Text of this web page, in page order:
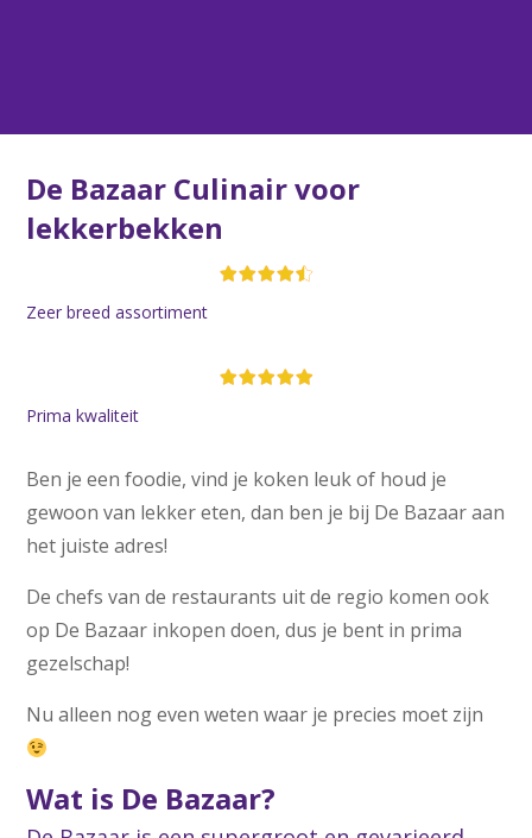
De Bazaar Culinair voor
lekkerbekken
Zeer breed assortiment
Prima kwaliteit
Ben je een foodie, vind je koken leuk of houd je
gewoon van lekker eten, dan ben je bij De Bazaar aan
het juiste adres!
De chefs van de restaurants uit de regio komen ook
op De Bazaar inkopen doen, dus je bent in prima
gezelschap!
Nu alleen nog even weten waar je precies moet zijn
Wat is De Bazaar?